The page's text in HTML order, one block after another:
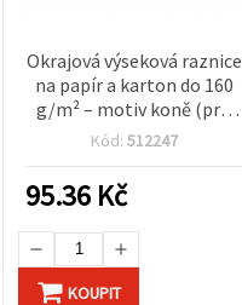
Okrajová výseková raznice
na papír a karton do 160
g/m² – motiv koně (pro
scrapbooking)
Kód: 512247
95.36 Kč
KOUPIT